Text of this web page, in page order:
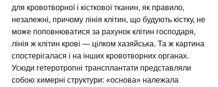
для кровотворної і кісткової тканин, як правило,
незалежні, причому лінія клітин, що будують кістку, не
може поповнюватися за рахунок клітин господаря,
лінія ж клітин крові — цілком хазяйська. Та ж картина
спостерігалася і на інших кровотворних органах.
Усюди гетеротропні трансплантати представляли
собою химерні структури: «основа» належала